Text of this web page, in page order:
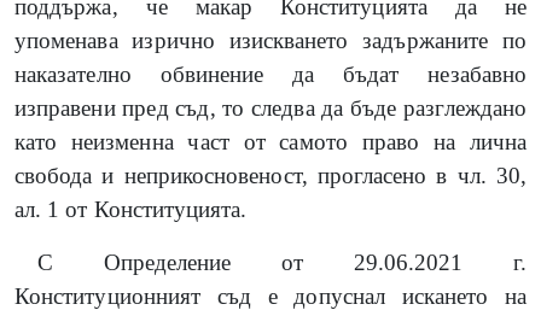
поддържа, че макар Конституцията да не
упоменава изрично изискването задържаните по
наказателно обвинение да бъдат незабавно
изправени пред съд, то следва да бъде разглеждано
като неизменна част от самото право на лична
свобода и неприкосновеност, прогласено в чл. 30,
ал. 1 от Конституцията.
С Определение от 29.06.2021 г.
Конституционният съд е допуснал искането на